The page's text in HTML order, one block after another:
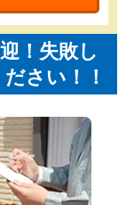
！失敗し
さい！！